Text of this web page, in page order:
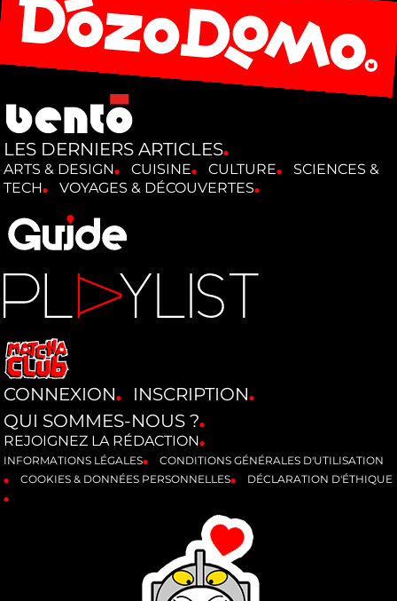
LES DERNIERS ARTICLES
ARTS & DESIGN CUISINE CULTURE
SCIENCES &
TECH
VOYAGES & DÉCOUVERTES
CONNEXION
INSCRIPTION
QUI SOMMES-NOUS ?
REJOIGNEZ LA RÉDACTION
INFORMATIONS LÉGALES
CONDITIONS GÉNÉRALES D'UTILISATION
COOKIES & DONNÉES PERSONNELLES
DÉCLARATION D'ÉTHIQUE